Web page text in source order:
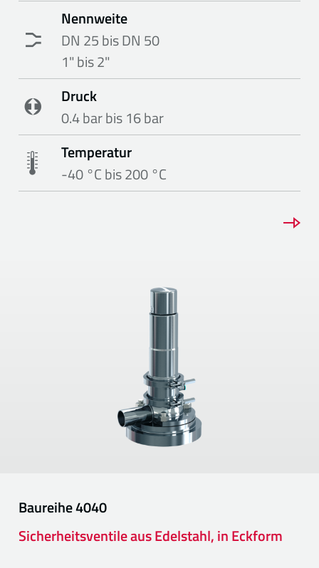
Nennweite
DN 25 bis DN 50
1" bis 2"
Druck
0.4 bar bis 16 bar
Temperatur
-40 °C bis 200 °C
Baureihe4040
Sicherheitsventile aus Edelstahl, in Eckform